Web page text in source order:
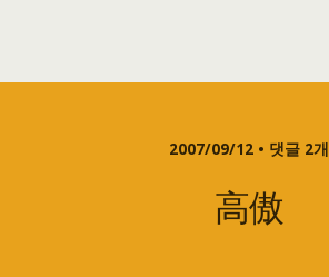
2007/09/12 • 댓글 2개
高傲